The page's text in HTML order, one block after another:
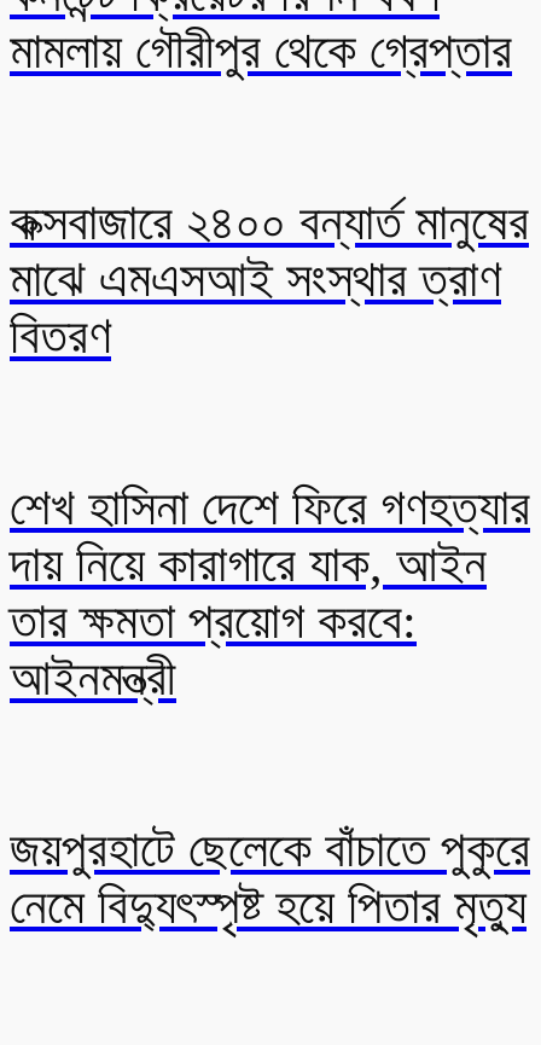
মামলায় গৌরীপুর থেকে গ্রেপ্তার
কক্সবাজারে ২৪০০ বন্যার্ত মানুষের
মাঝে এমএসআই সংস্থার ত্রাণ
বিতরণ
শেখ হাসিনা দেশে ফিরে গণহত্যার
দায় নিয়ে কারাগারে যাক, আইন
তার ক্ষমতা প্রয়োগ করবে:
আইনমন্ত্রী
জয়পুরহাটে ছেলেকে বাঁচাতে পুকুরে
নেমে বিদ্যুৎস্পৃষ্ট হয়ে পিতার মৃত্যু